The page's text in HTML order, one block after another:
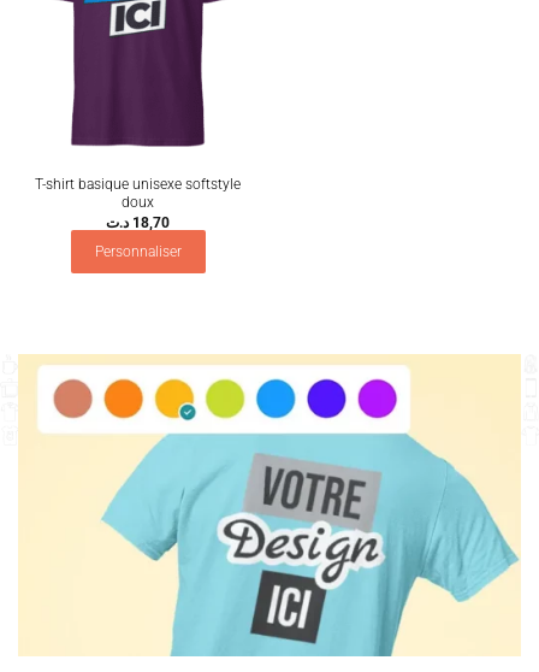
T-shirt basique unisexe softstyle
doux
18,70 د.ت
Personnaliser